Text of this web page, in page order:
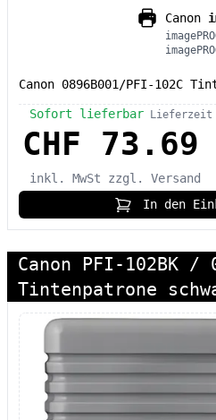
Canon
Canon 0896B001/PFI-102C
Sofort lieferbar Lieferzeit
CHF 73.69
inkl. MwSt
zzgl. Versand
In den
Canon PFI-102BK /
Tintenpatrone